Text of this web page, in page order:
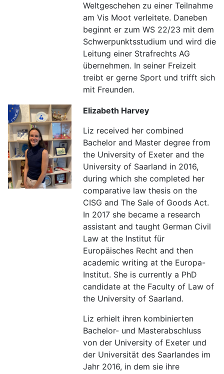
Weltgeschehen zu einer Teilnahme
am Vis Moot verleitete. Daneben
beginnt er zum WS 22/23 mit dem
Schwerpunktsstudium und wird die
Leitung einer Strafrechts AG
übernehmen. In seiner Freizeit
treibt er gerne Sport und trifft sich
mit Freunden.
Elizabeth Harvey
Liz received her combined
Bachelor and Master degree from
the University of Exeter and the
University of Saarland in 2016,
during which she completed her
comparative law thesis on the
CISG and The Sale of Goods Act.
In 2017 she became a research
assistant and taught German Civil
Law at the Institut für
Europäisches Recht and then
academic writing at the Europa-
Institut. She is currently a PhD
candidate at the Faculty of Law of
the University of Saarland.
Liz erhielt ihren kombinierten
Bachelor- und Masterabschluss
von der University of Exeter und
der Universität des Saarlandes im
Jahr 2016, in dem sie ihre